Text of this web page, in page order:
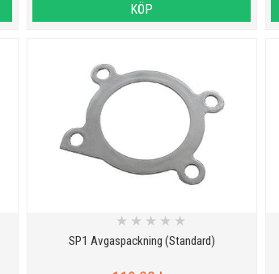
KÖP
SP1 Avgaspackning (Standard)
★ ★ ★ ★ ★